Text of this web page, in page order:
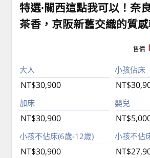
特選·關西這點我可以！奈
茶香，京阪新舊交織的質
售價
大人
NT$30,900
小孩佔床
加床
NT$30,900
嬰兒
小孩不佔床(6歲-12歲)
NT$30,900
小孩不佔